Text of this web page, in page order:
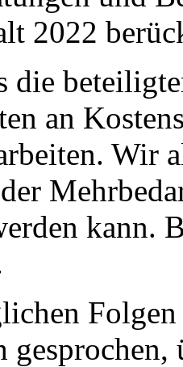
2022
die
an
Wir
kann.